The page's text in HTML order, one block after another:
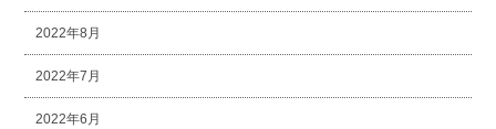
2022年8月
2022年7月
2022年6月